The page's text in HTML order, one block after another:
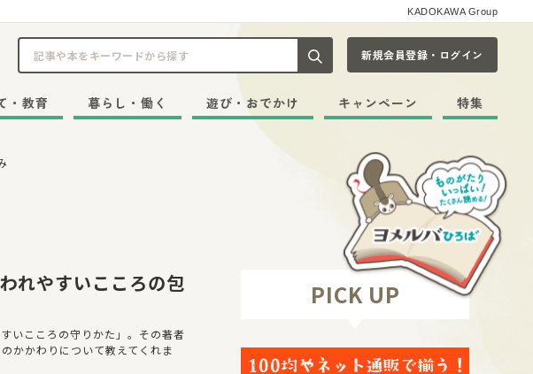
KADOKAWA Group
記事や本をキーワードから探す
新規会員登録・ログイン
・教育 暮らし・働く 遊び・おでかけ キャンペーン 特集
れやすいこころの包
いこころの守りかた」。その著者
かかわりについて教えてくれま
PICK UP